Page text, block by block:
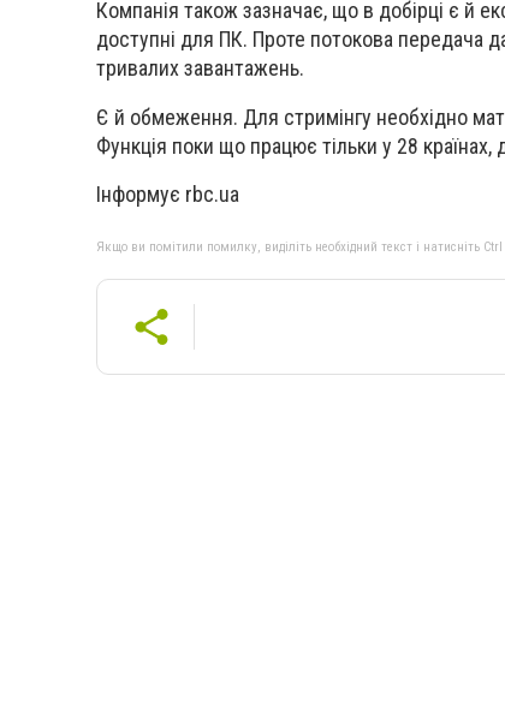
Компанія також зазначає, що в добірці є й
доступні для ПК. Проте потокова передача
тривалих завантажень.
Є й обмеження. Для стримінгу необхідно
Функція поки що працює тільки у 28 країнах,
Інформує rbc.ua
Якщо ви помітили помилку, виділіть необхідний текст і натисніть